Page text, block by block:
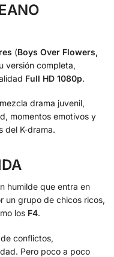
(Boys Over Flowers,
versión completa,
Full HD 1080p.
drama juvenil,
momentos emotivos y
del K-drama.
humilde que entra en
un grupo de chicos ricos,
los F4.
conflictos,
Pero poco a poco